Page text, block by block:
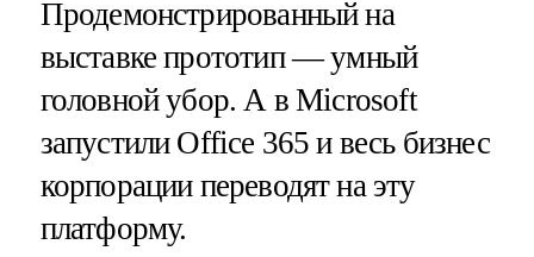
Продемонстрированный на
выставке прототип — умный
головной убор. А в Microsoft
запустили Office 365 и весь бизнес
корпорации переводят на эту
платформу.